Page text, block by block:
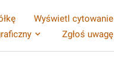
Wyświetl cytowanie
Zgłoś uwagę